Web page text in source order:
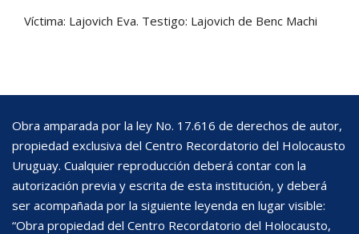
Víctima: Lajovich Eva. Testigo: Lajovich de Benc Machi
Obra amparada por la ley No. 17.616 de derechos de autor,
propiedad exclusiva del Centro Recordatorio del Holocausto
Uruguay. Cualquier reproducción deberá contar con la
autorización previa y escrita de esta institución, y deberá
ser acompañada por la siguiente leyenda en lugar visible:
“Obra propiedad del Centro Recordatorio del Holocausto,